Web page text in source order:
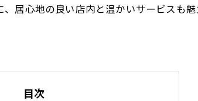
居心地の良い店内と温かいサービスも
目次